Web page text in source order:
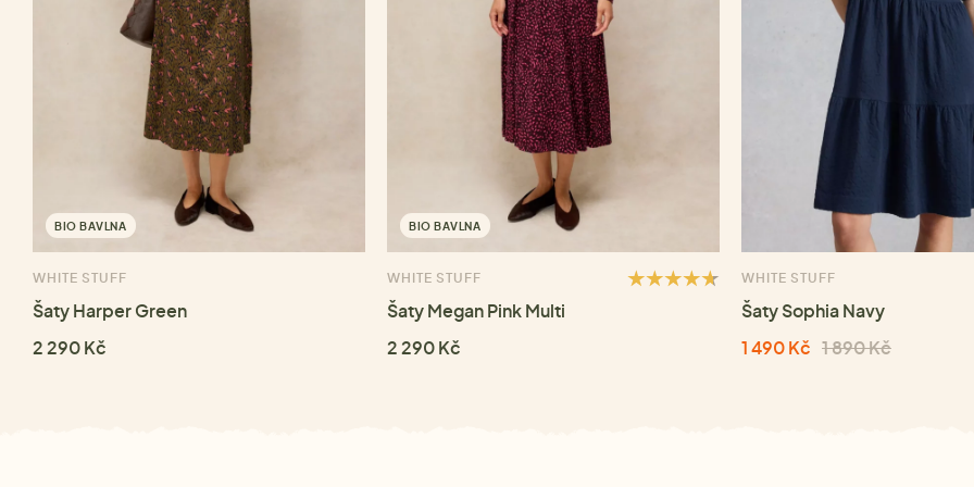
BIO BAVLNA
WHITE STUFF
Šaty Harper Green
2 290 Kč
BIO BAVLNA
WHITE STUFF
Šaty Megan Pink Multi
2 290 Kč
WHITE STUFF
Šaty Sophia Navy
1 490 Kč 1 890 Kč